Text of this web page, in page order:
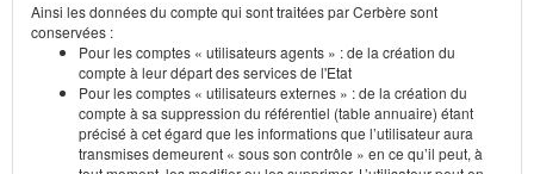
Ainsi les données du compte qui sont traitées par Cerbère sont
conservées :
Pour les comptes « utilisateurs agents » : de la création du
compte à leur départ des services de l'Etat
Pour les comptes « utilisateurs externes » : de la création du
compte à sa suppression du référentiel (table annuaire) étant
précisé à cet égard que les informations que l’utilisateur aura
transmises demeurent « sous son contrôle » en ce qu’il peut, à